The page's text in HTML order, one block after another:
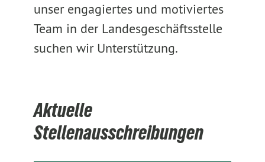
unser engagiertes und motiviertes
Team in der Landesgeschäftsstelle
suchen wir Unterstützung.
Aktuelle
Stellenausschreibungen